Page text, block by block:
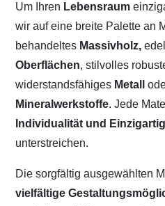
Um Ihren Lebensraum
wir auf eine breite Palette an
behandeltes Massivholz,
Oberflächen, stilvolles
widerstandsfähiges Metall
Mineralwerkstoffe. Jede
Individualität und
unterstreichen.
Die sorgfältig ausgewählten
vielfältige